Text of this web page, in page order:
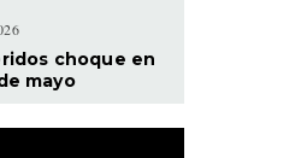
choque en
mayo